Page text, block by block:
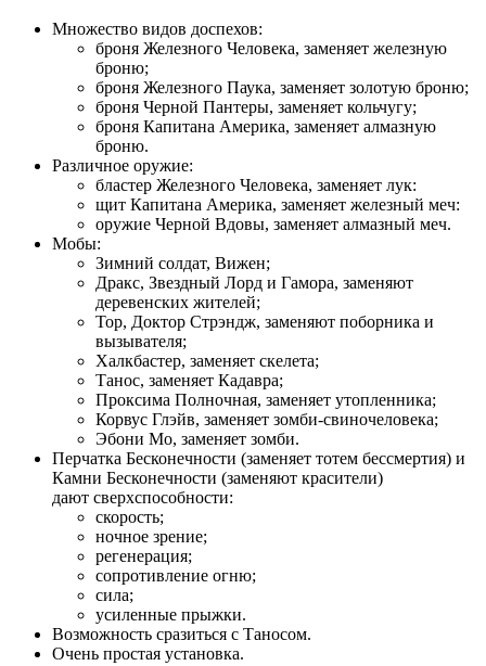
Множество видов доспехов:
броня Железного Человека, заменяет железную
броню;
броня Железного Паука, заменяет золотую броню;
броня Черной Пантеры, заменяет кольчугу;
броня Капитана Америка, заменяет алмазную
броню.
Различное оружие:
бластер Железного Человека, заменяет лук:
щит Капитана Америка, заменяет железный меч:
оружие Черной Вдовы, заменяет алмазный меч.
Мобы:
Зимний солдат, Вижен;
Дракс, Звездный Лорд и Гамора, заменяют
деревенских жителей;
Тор, Доктор Стрэндж, заменяют поборника и
вызывателя;
Халкбастер, заменяет скелета;
Танос, заменяет Кадавра;
Проксима Полночная, заменяет утопленника;
Корвус Глэйв, заменяет зомби-свиночеловека;
Эбони Мо, заменяет зомби.
Перчатка Бесконечности (заменяет тотем бессмертия) и
Камни Бесконечности (заменяют красители)
дают сверхспособности:
скорость;
ночное зрение;
регенерация;
сопротивление огню;
сила;
усиленные прыжки.
Возможность сразиться с Таносом.
Очень простая установка.